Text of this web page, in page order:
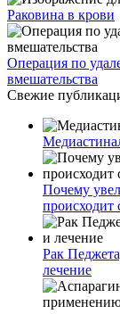
Раковина в крови
Операция по
вмешательства
Свежие
Почему
происходит
Рак
лечение